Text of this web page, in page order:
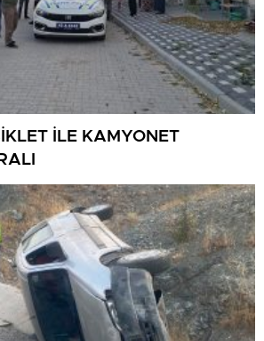
İLE KAMYONET